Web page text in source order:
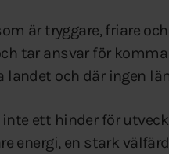
är tryggare, friare
tar ansvar för
och där ingen
ett hinder för
energi, en stark